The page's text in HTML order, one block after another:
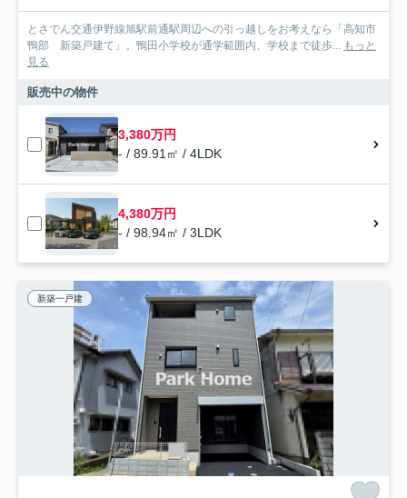
とさでん交通伊野線旭駅前通駅周辺への引っ越しをお考えなら「高知市
鴨部 新築戸建て」。鴨田小学校が通学範囲内、学校まで徒歩... もっと
見る
販売中の物件
3,380万円
- / 89.91㎡ / 4LDK
4,380万円
- / 98.94㎡ / 3LDK
新築一戸建